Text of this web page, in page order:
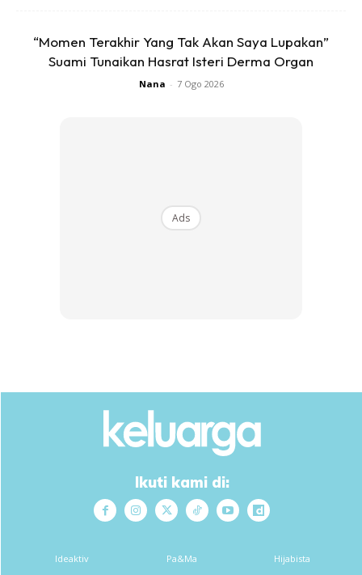
“Momen Terakhir Yang Tak Akan Saya Lupakan”
Suami Tunaikan Hasrat Isteri Derma Organ
Nana - 7 Ogo 2026
Ads
Ikuti kami di:
Ideaktiv Pa&Ma Hijabista